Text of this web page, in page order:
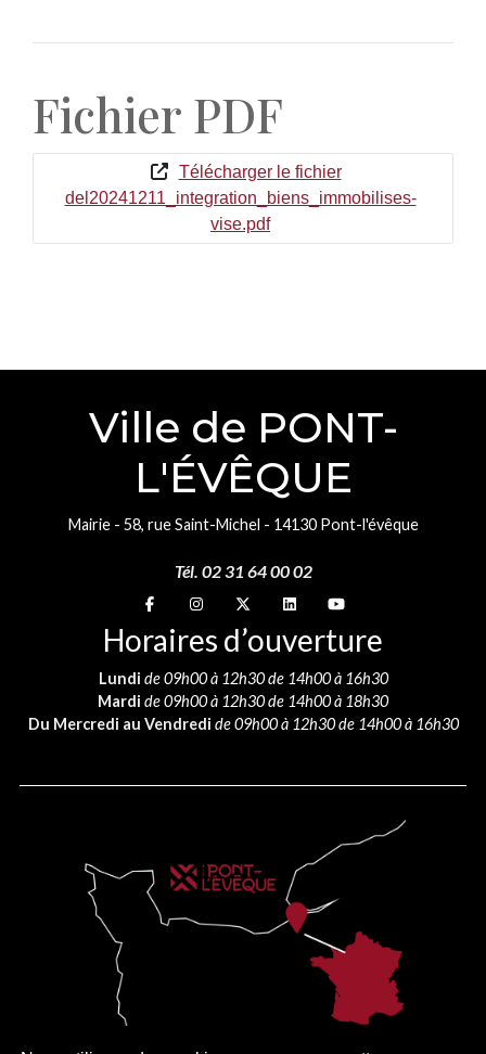
Fichier PDF
Télécharger le fichier
del20241211_integration_biens_immobilises-
vise.pdf
Ville de PONT-
L'ÉVÊQUE
Mairie - 58, rue Saint-Michel - 14130 Pont-l'évêque
Tél. 02 31 64 00 02
Suivez-nous sur
Suivez-nous sur
Suivez-nous sur
Suivez-nous sur
Suivez-nous sur
Horaires d’ouverture
Lundi de 09h00 à 12h30 de 14h00 à 16h30
Mardi de 09h00 à 12h30 de 14h00 à 18h30
Du Mercredi au Vendredi de 09h00 à 12h30 de 14h00 à 16h30